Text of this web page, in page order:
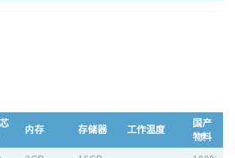
内存 存储器 工作温度
国产
物料